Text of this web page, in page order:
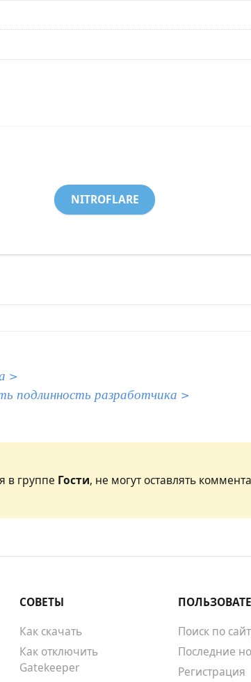
NITROFLARE
>
подлинность разработчика >
в группе Гости, не могут оставлять
СОВЕТЫ
Как скачать
Как отключить
Gatekeeper
Поиск по
Последние
Регистрация